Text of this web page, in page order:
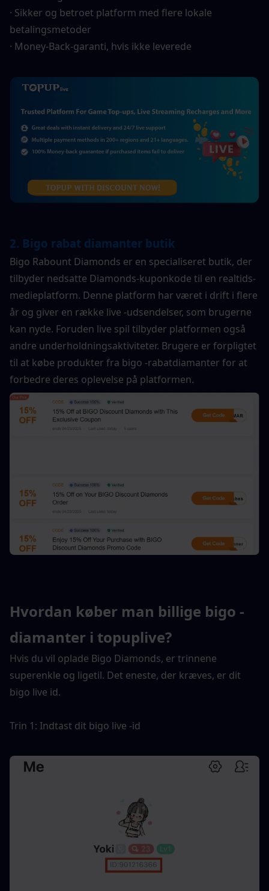
· Sikker og betroet platform med flere lokale
betalingsmetoder
· Money-Back-garanti, hvis ikke leverede
2. Bigo rabat diamanter butik
Bigo Rabount Diamonds er en specialiseret butik, der
tilbyder nedsatte Diamonds-kuponkode til en realtids-
medieplatform. Denne platform har været i drift i flere
år og giver en række live -udsendelser, som brugerne
kan nyde. Foruden live spil tilbyder platformen også
andre underholdningsaktiviteter. Brugere er forpligtet
til at købe produkter fra bigo -rabatdiamanter for at
forbedre deres oplevelse på platformen.
Hvordan køber man billige bigo -
diamanter i topuplive?
Hvis du vil oplade Bigo Diamonds, er trinnene
superenkle og ligetil. Det eneste, der kræves, er dit
bigo live id.
Trin 1: Indtast dit bigo live -id